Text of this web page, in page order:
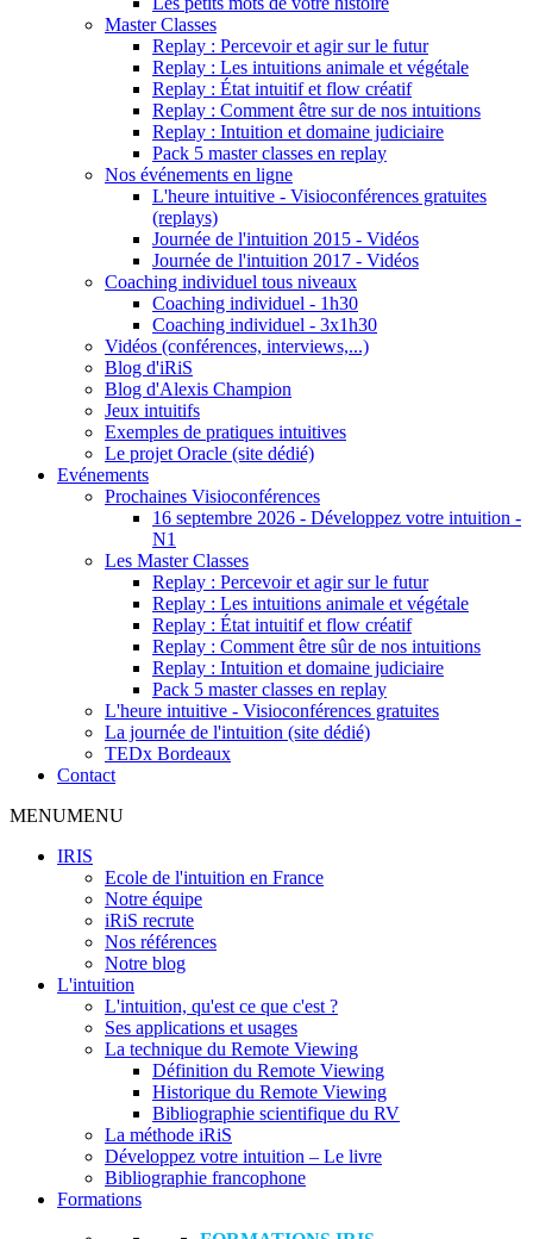
Master Classes
Replay : Percevoir et agir sur le futur
Replay : Les intuitions animale et végétale
Replay : État intuitif et flow créatif
Replay : Comment être sur de nos intuitions
Replay : Intuition et domaine judiciaire
Pack 5 master classes en replay
Nos événements en ligne
L'heure intuitive - Visioconférences gratuites
(replays)
Journée de l'intuition 2015 - Vidéos
Journée de l'intuition 2017 - Vidéos
Coaching individuel tous niveaux
Coaching individuel - 1h30
Coaching individuel - 3x1h30
Vidéos (conférences, interviews,...)
Blog d'iRiS
Blog d'Alexis Champion
Jeux intuitifs
Exemples de pratiques intuitives
Le projet Oracle (site dédié)
Evénements
Prochaines Visioconférences
16 septembre 2026 - Développez votre intuition -
N1
Les Master Classes
Replay : Percevoir et agir sur le futur
Replay : Les intuitions animale et végétale
Replay : État intuitif et flow créatif
Replay : Comment être sûr de nos intuitions
Replay : Intuition et domaine judiciaire
Pack 5 master classes en replay
L'heure intuitive - Visioconférences gratuites
La journée de l'intuition (site dédié)
TEDx Bordeaux
Contact
MENUMENU
IRIS
Ecole de l'intuition en France
Notre équipe
iRiS recrute
Nos références
Notre blog
L'intuition
L'intuition, qu'est ce que c'est ?
Ses applications et usages
La technique du Remote Viewing
Définition du Remote Viewing
Historique du Remote Viewing
Bibliographie scientifique du RV
La méthode iRiS
Développez votre intuition – Le livre
Bibliographie francophone
Formations